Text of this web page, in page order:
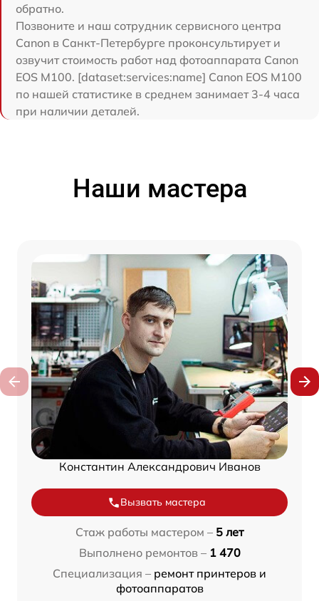
обратно.
Позвоните и наш сотрудник сервисного центра
Canon в Санкт-Петербурге проконсультирует и
озвучит стоимость работ над фотоаппарата Canon
EOS M100. [dataset:services:name] Canon EOS M100
по нашей статистике в среднем занимает 3-4 часа
при наличии деталей.
Наши мастера
Константин Александрович Иванов
Вызвать мастера
Стаж работы мастером – 5 лет
Выполнено ремонтов – 1 470
Специализация – ремонт принтеров и
фотоаппаратов